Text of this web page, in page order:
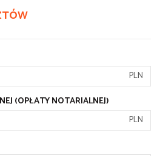
PLN
(OPŁATY NOTARIALNEJ)
PLN